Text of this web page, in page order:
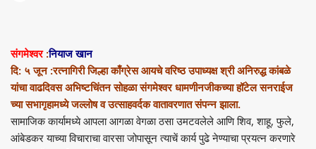
संगमेश्वर:नियाज खान
दि: ५ जून :रत्नागिरी जिल्हा काँग्रेस आयचे वरिष्ठ उपाध्यक्ष श्री अनिरुद्ध कांबळे
यांचा वाढदिवस अभिष्टचिंतन सोहळा संगमेश्वर धामणीनजीकच्या हॉटेल सनराईज
च्या सभागृहामध्ये जल्लोष व उत्साहवर्दक वातावरणात संपन्न झाला.
सामाजिक कार्यामध्ये आपला आगळा वेगळा ठसा उमटवलेले आणि शिव, शाहू, फुले,
आंबेडकर याच्या विचाराचा वारसा जोपासून त्याचें कार्य पुढे नेण्याचा प्रयत्न करणारे